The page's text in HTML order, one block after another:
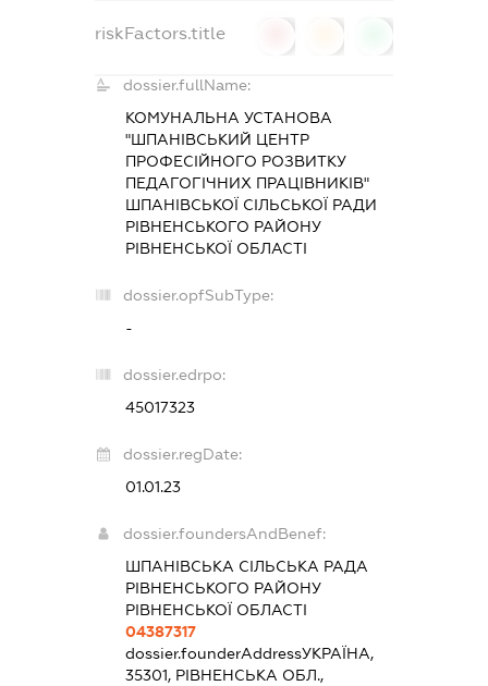
riskFactors.title
dossier.fullName:
КОМУНАЛЬНА УСТАНОВА
"ШПАНІВСЬКИЙ ЦЕНТР
ПРОФЕСІЙНОГО РОЗВИТКУ
ПЕДАГОГІЧНИХ ПРАЦІВНИКІВ"
ШПАНІВСЬКОЇ СІЛЬСЬКОЇ РАДИ
РІВНЕНСЬКОГО РАЙОНУ
РІВНЕНСЬКОЇ ОБЛАСТІ
dossier.opfSubType:
-
dossier.edrpo:
45017323
dossier.regDate:
01.01.23
dossier.foundersAndBenef:
ШПАНІВСЬКА СІЛЬСЬКА РАДА
РІВНЕНСЬКОГО РАЙОНУ
РІВНЕНСЬКОЇ ОБЛАСТІ
04387317
dossier.founderAddressУКРАЇНА,
35301, РІВНЕНСЬКА ОБЛ.,